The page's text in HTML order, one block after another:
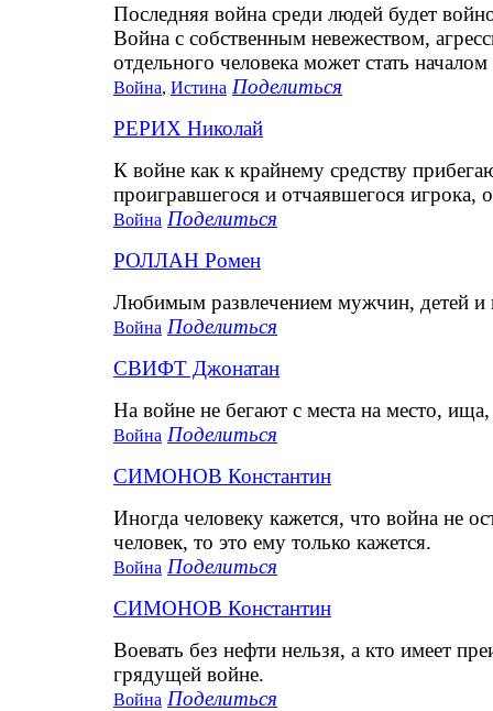
Последняя война среди людей будет
Война с собственным невежеством,
отдельного человека может стать
Война, Истина Поделиться
РЕРИХ Николай
К войне как к крайнему средству
проигравшегося и отчаявшегося игрока,
Война Поделиться
РОЛЛАН Ромен
Любимым развлечением мужчин, детей и
Война Поделиться
СВИФТ Джонатан
На войне не бегают с места на место,
Война Поделиться
СИМОНОВ Константин
Иногда человеку кажется, что война не
человек, то это ему только кажется.
Война Поделиться
СИМОНОВ Константин
Воевать без нефти нельзя, а кто имеет
грядущей войне.
Война Поделиться